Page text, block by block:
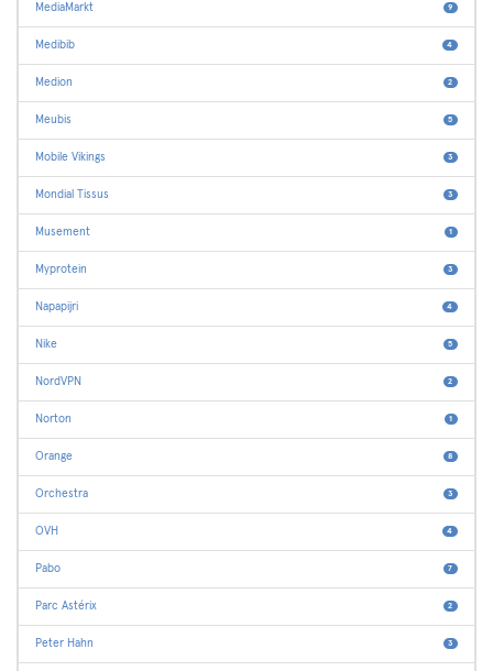
MediaMarkt 9
Medibib 4
Medion 2
Meubis 5
Mobile Vikings 3
Mondial Tissus 3
Musement 1
Myprotein 3
Napapijri 4
Nike 5
NordVPN 2
Norton 1
Orange 8
Orchestra 3
OVH 4
Pabo 7
Parc Astérix 2
Peter Hahn 3